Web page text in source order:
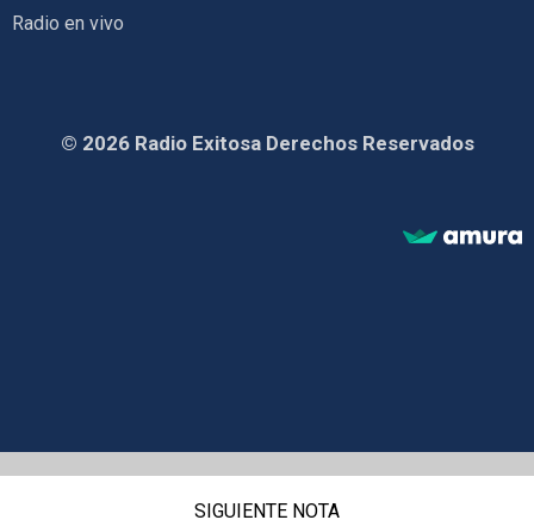
Radio en vivo
© 2026 Radio Exitosa Derechos Reservados
SIGUIENTE NOTA